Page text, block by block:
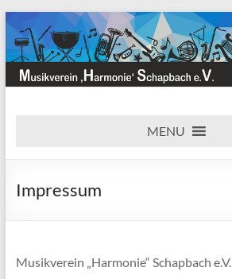
Zum
Inhalt
springen
"Harmonie"
e.V.
"Harmonie"
Schapbach
Termine,
MENU
Impressum
Musikverein „Harmonie“ Schapbach e.V.